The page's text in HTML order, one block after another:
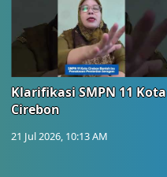
Klarifikasi SMPN 11 Kota
Cirebon
21 Jul 2026, 10:13 AM